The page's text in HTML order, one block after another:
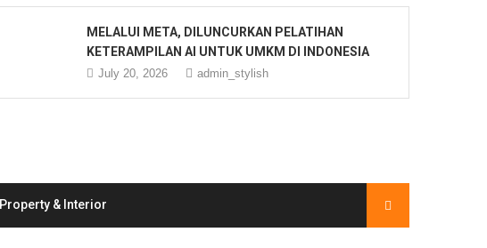
MELALUI META, DILUNCURKAN PELATIHAN
KETERAMPILAN AI UNTUK UMKM DI INDONESIA
July 20, 2026 admin_stylish
Property & Interior